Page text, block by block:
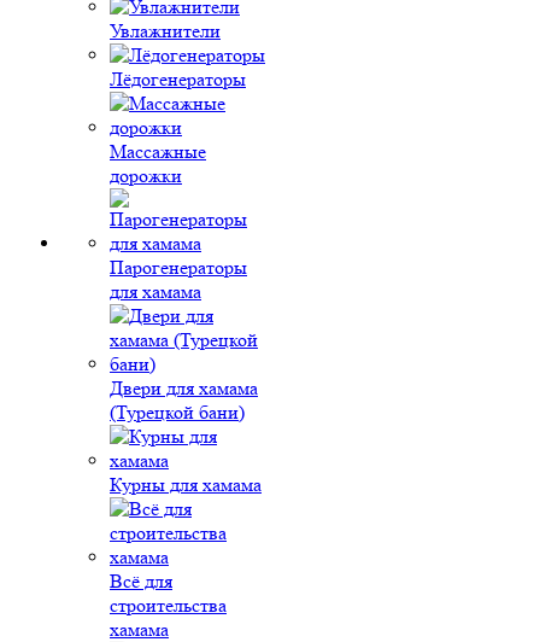
Увлажнители
Лёдогенераторы
Массажные
дорожки
Парогенераторы
для хамама
Двери для хамама
(Турецкой бани)
Курны для хамама
Всё для
строительства
хамама